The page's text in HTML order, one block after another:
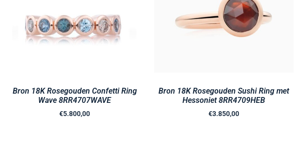
Bron 18K Rosegouden Confetti Ring
Wave 8RR4707WAVE
€5.800,00
Bron 18K Rosegouden Sushi Ring met
Hessoniet 8RR4709HEB
€3.850,00